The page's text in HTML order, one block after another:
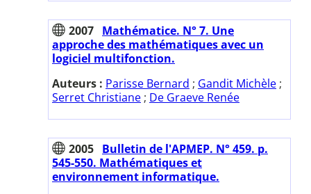
2007 Mathématice. N° 7. Une
approche des mathématiques avec un
logiciel multifonction.
Auteurs : Parisse Bernard ; Gandit Michèle ;
Serret Christiane ; De Graeve Renée
2005 Bulletin de l'APMEP. N° 459. p.
545-550. Mathématiques et
environnement informatique.